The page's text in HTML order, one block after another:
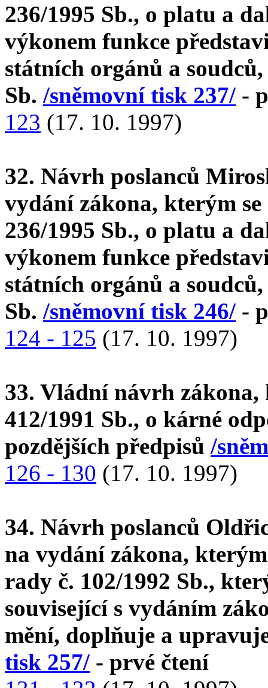
236/1995 Sb., o platu a
výkonem funkce
státních orgánů a
Sb. /sněmovní tisk 237/ -
123 (17. 10. 1997)
32. Návrh poslanců
vydání zákona, kterým
236/1995 Sb., o platu a
výkonem funkce
státních orgánů a
Sb. /sněmovní tisk 246/ -
124 - 125 (17. 10. 1997)
33. Vládní návrh zákona,
412/1991 Sb., o kárné
pozdějších předpisů /
126 - 130 (17. 10. 1997)
34. Návrh poslanců
na vydání zákona,
rady č. 102/1992 Sb.,
související s vydáním
mění, doplňuje a
tisk 257/ - prvé čtení